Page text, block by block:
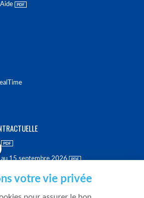
au 15 septembre 2026
votre vie privée